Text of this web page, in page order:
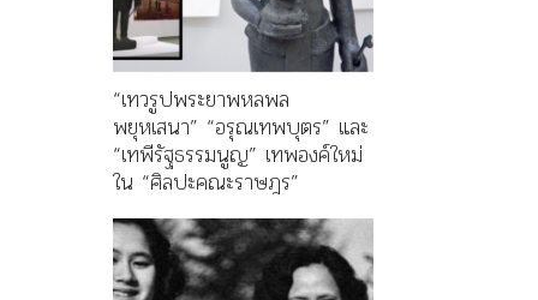
“เทวรูปพระยาพหลพล
พยุหเสนา” “อรุณเทพบุตร” และ
“เทพีรัฐธรรมนูญ” เทพองค์ใหม่
ใน “ศิลปะคณะราษฎร”